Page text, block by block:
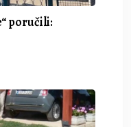
poručili: